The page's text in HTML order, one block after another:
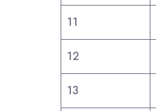
11
12
13